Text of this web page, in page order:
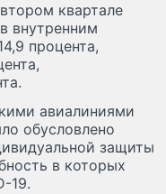
квартале
внутренним
процента,
авиалиниями
обусловлено
защиты
в которых
19.